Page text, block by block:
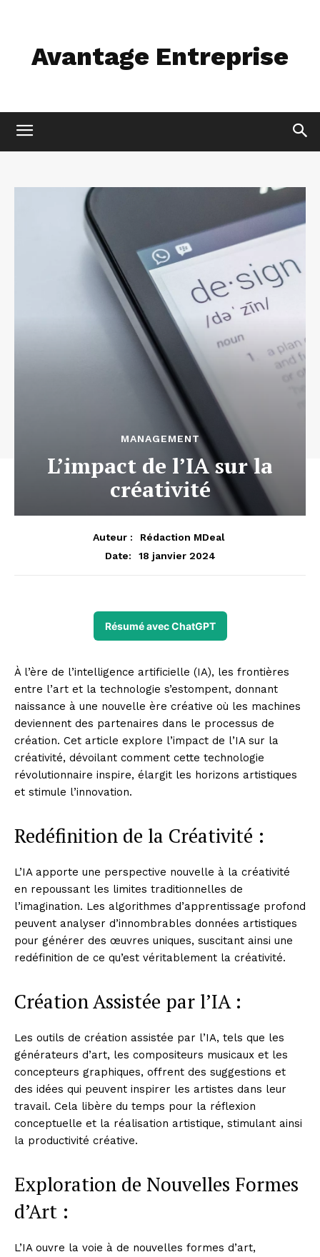
Avantage Entreprise
MANAGEMENT
L’impact de l’IA sur la
créativité
Auteur :
Rédaction MDeal
Date:
18 janvier 2024
Résumé avec ChatGPT
À l’ère de l’intelligence artificielle (IA), les frontières
entre l’art et la technologie s’estompent, donnant
naissance à une nouvelle ère créative où les machines
deviennent des partenaires dans le processus de
création. Cet article explore l’impact de l’IA sur la
créativité, dévoilant comment cette technologie
révolutionnaire inspire, élargit les horizons artistiques
et stimule l’innovation.
Redéfinition de la Créativité :
L’IA apporte une perspective nouvelle à la créativité
en repoussant les limites traditionnelles de
l’imagination. Les algorithmes d’apprentissage profond
peuvent analyser d’innombrables données artistiques
pour générer des œuvres uniques, suscitant ainsi une
redéfinition de ce qu’est véritablement la créativité.
Création Assistée par l’IA :
Les outils de création assistée par l’IA, tels que les
générateurs d’art, les compositeurs musicaux et les
concepteurs graphiques, offrent des suggestions et
des idées qui peuvent inspirer les artistes dans leur
travail. Cela libère du temps pour la réflexion
conceptuelle et la réalisation artistique, stimulant ainsi
la productivité créative.
Exploration de Nouvelles Formes
d’Art :
L’IA ouvre la voie à de nouvelles formes d’art,